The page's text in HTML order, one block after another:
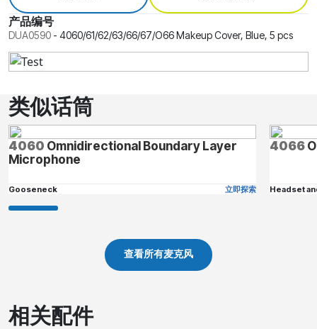
产品编号
DUA0590 - 4060/61/62/63/66/67/O66 Makeup Cover, Blue, 5 pcs
类似话筒
4060 Omnidirectional Boundary Layer
Microphone
Gooseneck 立即探索
4066
Headset
查看所有麦克风
相关配件